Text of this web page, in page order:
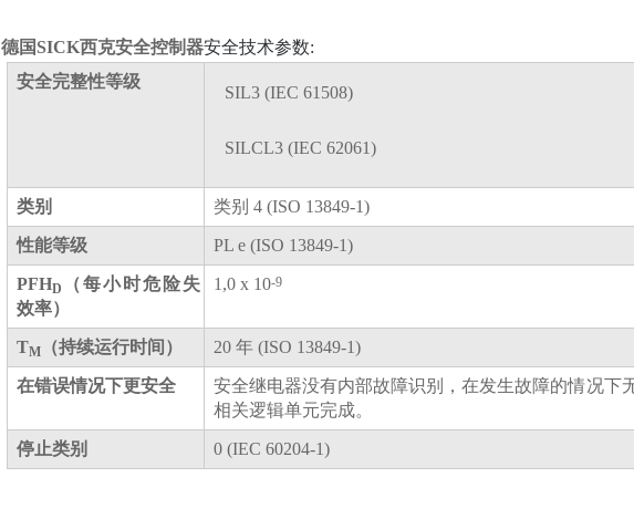
德国SICK西克安全控制器安全技术参数:
安全完整性等级
SIL3 (IEC 61508)
SILCL3 (IEC 62061)
类别 类别 4 (ISO 13849-1)
性能等级 PL e (ISO 13849-1)
PFHD
（每小时危险失
效率）
1,0 x 10-9
TM（持续运行时间） 20 年 (ISO 13849-1)
在错误情况下更安全
安全继电器没有内部故障识别，在发生故障的情况下
相关逻辑单元完成。
停止类别 0 (IEC 60204-1)